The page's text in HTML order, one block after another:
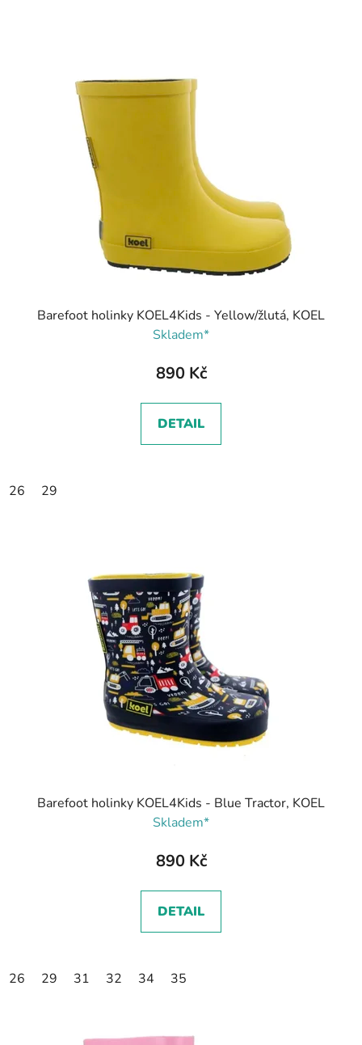
Barefoot holinky KOEL4Kids - Yellow/žlutá, KOEL
Skladem*
890 Kč
DETAIL
26 29
Barefoot holinky KOEL4Kids - Blue Tractor, KOEL
Skladem*
890 Kč
DETAIL
26 29 31 32 34 35